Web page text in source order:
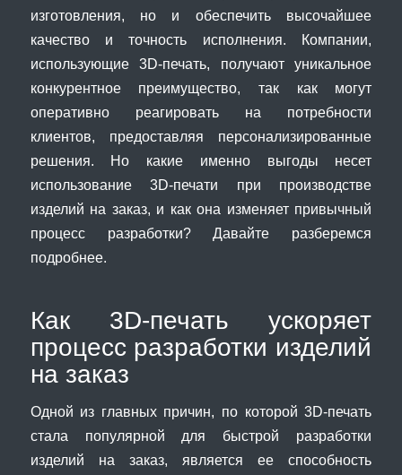
изготовления, но и обеспечить высочайшее
качество и точность исполнения. Компании,
использующие 3D-печать, получают уникальное
конкурентное преимущество, так как могут
оперативно реагировать на потребности
клиентов, предоставляя персонализированные
решения. Но какие именно выгоды несет
использование 3D-печати при производстве
изделий на заказ, и как она изменяет привычный
процесс разработки? Давайте разберемся
подробнее.
Как 3D-печать ускоряет
процесс разработки изделий
на заказ
Одной из главных причин, по которой 3D-печать
стала популярной для быстрой разработки
изделий на заказ, является ее способность